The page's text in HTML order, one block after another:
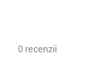
0 recenzii